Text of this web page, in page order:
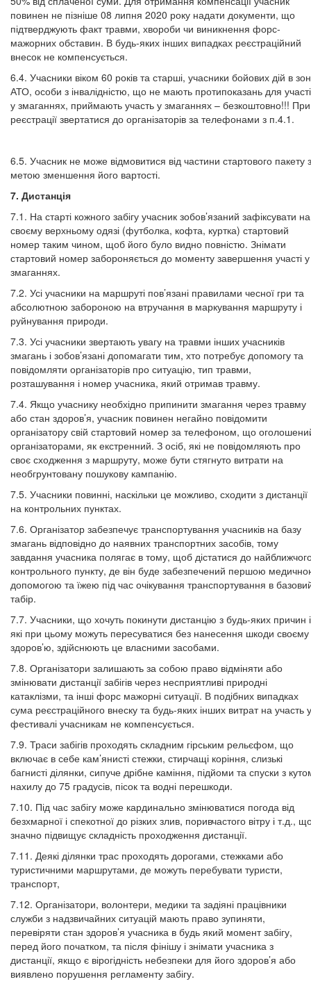
повинен не пізніше 08 липня 2020 року надати документи, що
підтверджують факт травми, хвороби чи виникнення форс-
мажорних обставин. В будь-яких інших випадках реєстраційний
внесок не компенсується.
6.4. Учасники віком 60 років та старші, учасники бойових дій в
АТО, особи з інвалідністю, що не мають протипоказань для участі
у змаганнях, приймають участь у змаганнях – безкоштовно!!! При
реєстрації звертатися до організаторів за телефонами з п.4.1.
6.5. Учасник не може відмовитися від частини стартового пакету з
метою зменшення його вартості.
7. Дистанція
7.1. На старті кожного забігу учасник зобов’язаний зафіксувати на
своєму верхньому одязі (футболка, кофта, куртка) стартовий
номер таким чином, щоб його було видно повністю. Знімати
стартовий номер забороняється до моменту завершення участі у
змаганнях.
7.2. Усі учасники на маршруті пов’язані правилами чесної гри та
абсолютною забороною на втручання в маркування маршруту і
руйнування природи.
7.3. Усі учасники звертають увагу на травми інших учасників
змагань і зобов’язані допомагати тим, хто потребує допомогу та
повідомляти організаторів про ситуацію, тип травми,
розташування і номер учасника, який отримав травму.
7.4. Якщо учаснику необхідно припинити змагання через травму
або стан здоров’я, учасник повинен негайно повідомити
організатору свій стартовий номер за телефоном, що
організаторами, як екстренний. З осіб, які не повідомляють про
своє сходження з маршруту, може бути стягнуто витрати на
необгрунтовану пошукову кампанію.
7.5. Учасники повинні, наскільки це можливо, сходити з дистанції
на контрольних пунктах.
7.6. Організатор забезпечує транспортування учасників на базу
змагань відповідно до наявних транспортних засобів, тому
завдання учасника полягає в тому, щоб дістатися до
контрольного пункту, де він буде забезпечений першою
допомогою та їжею під час очікування транспортування в
табір.
7.7. Учасники, що хочуть покинути дистанцію з будь-яких причин і
які при цьому можуть пересуватися без нанесення шкоди своєму
здоров’ю, здійснюють це власними засобами.
7.8. Організатори залишають за собою право відміняти або
змінювати дистанції забігів через несприятливі природні
катаклізми, та інші форс мажорні ситуації. В подібних випадках
сума реєстраційного внеску та будь-яких інших витрат на участь у
фестивалі учасникам не компенсується.
7.9. Траси забігів проходять складним гірським рельєфом, що
включає в себе кам’янисті стежки, стирчащі коріння, слизькі
багнисті ділянки, сипуче дрібне каміння, підйоми та спуски з
нахилу до 75 градусів, пісок та водні перешкоди.
7.10. Під час забігу може кардинально змінюватися погода від
безхмарної і спекотної до різких злив, поривчастого вітру і т.д.,
значно підвищує складність проходження дистанції.
7.11. Деякі ділянки трас проходять дорогами, стежками або
туристичними маршрутами, де можуть перебувати туристи,
транспорт,
7.12. Організатори, волонтери, медики та задіяні працівники
служби з надзвичайних ситуацій мають право зупиняти,
перевіряти стан здоров’я учасника в будь який момент забігу,
перед його початком, та після фінішу і знімати учасника з
дистанції, якщо є вірогідність небезпеки для його здоров’я або
виявлено порушення регламенту забігу.